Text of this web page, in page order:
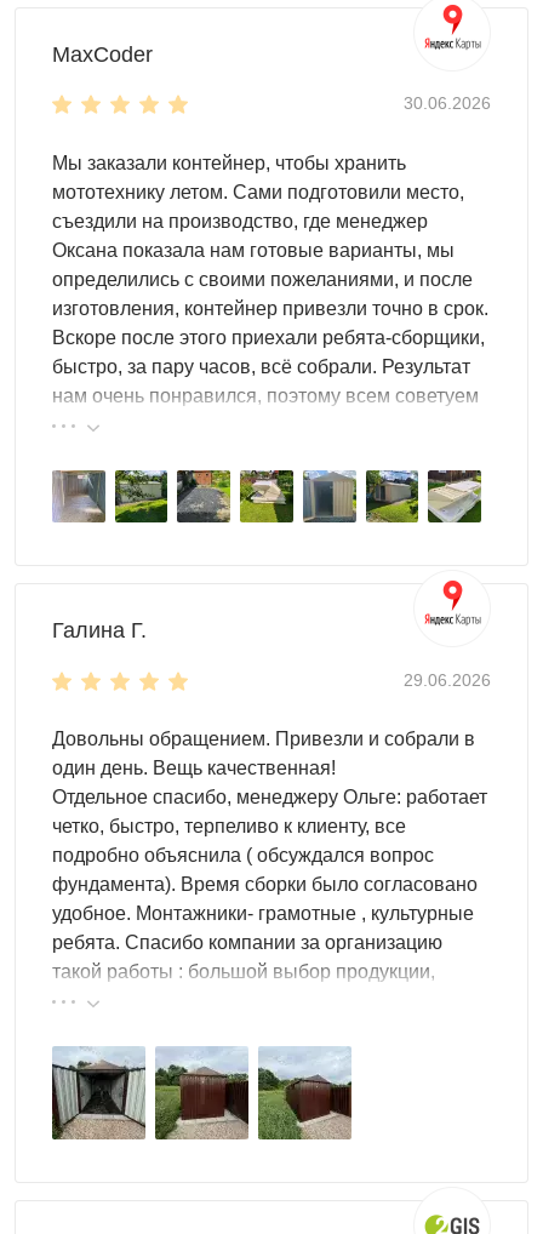
MaxCoder
30.06.2026
Мы заказали контейнер, чтобы хранить
мототехнику летом. Сами подготовили место,
съездили на производство, где менеджер
Оксана показала нам готовые варианты, мы
определились с своими пожеланиями, и после
изготовления, контейнер привезли точно в срок.
Вскоре после этого приехали ребята-сборщики,
быстро, за пару часов, всё собрали. Результат
нам очень понравился, поэтому всем советуем
эту фирму.
Галина Г.
29.06.2026
Довольны обращением. Привезли и собрали в
один день. Вещь качественная!
Отдельное спасибо, менеджеру Ольге: работает
четко, быстро, терпеливо к клиенту, все
подробно объяснила ( обсуждался вопрос
фундамента). Время сборки было согласовано
удобное. Монтажники- грамотные , культурные
ребята. Спасибо компании за организацию
такой работы : большой выбор продукции,
реальные цены.